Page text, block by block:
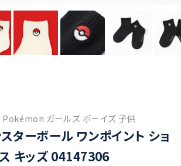
Pokémon ガールズ ボーイズ 子供
ターボール ワンポイント ショ
キッズ 04147306